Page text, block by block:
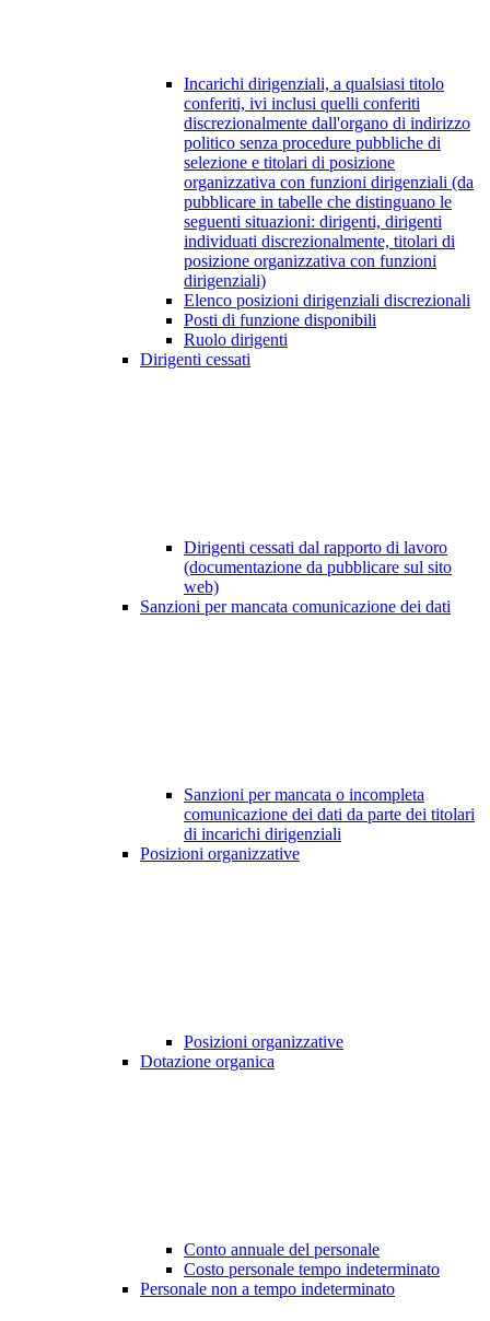
Incarichi dirigenziali, a qualsiasi titolo
conferiti, ivi inclusi quelli conferiti
discrezionalmente dall'organo di indirizzo
politico senza procedure pubbliche di
selezione e titolari di posizione
organizzativa con funzioni dirigenziali (da
pubblicare in tabelle che distinguano le
seguenti situazioni: dirigenti, dirigenti
individuati discrezionalmente, titolari di
posizione organizzativa con funzioni
dirigenziali)
Elenco posizioni dirigenziali discrezionali
Posti di funzione disponibili
Ruolo dirigenti
Dirigenti cessati
Dirigenti cessati dal rapporto di lavoro
(documentazione da pubblicare sul sito
web)
Sanzioni per mancata comunicazione dei dati
Sanzioni per mancata o incompleta
comunicazione dei dati da parte dei titolari
di incarichi dirigenziali
Posizioni organizzative
Posizioni organizzative
Dotazione organica
Conto annuale del personale
Costo personale tempo indeterminato
Personale non a tempo indeterminato